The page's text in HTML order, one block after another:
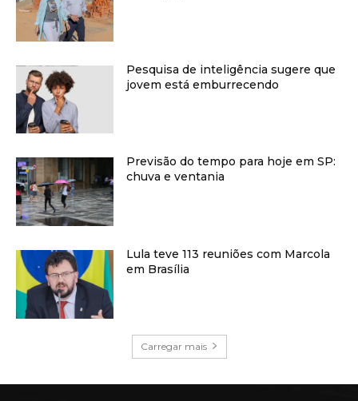
Pesquisa de inteligência sugere que
jovem está emburrecendo
Previsão do tempo para hoje em SP:
chuva e ventania
Lula teve 113 reuniões com Marcola
em Brasília
Carregar mais